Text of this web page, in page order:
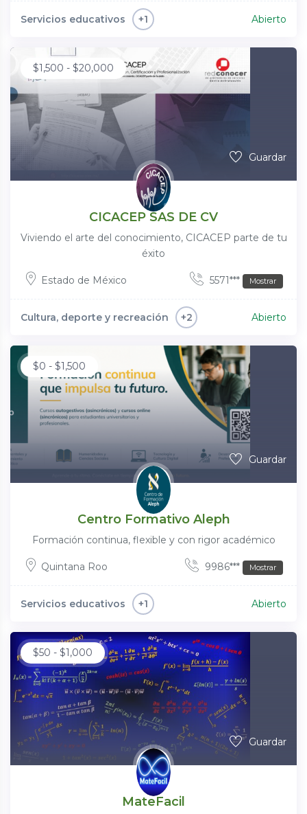
Servicios educativos +1 Abierto
$1,500 - $20,000
Guardar
CICACEP SAS DE CV
Viviendo el arte del conocimiento, CICACEP parte de tu
éxito
Estado de México 5571*** Mostrar
Cultura, deporte y recreación +2 Abierto
$0 - $1,500
Guardar
Centro Formativo Aleph
Formación continua, flexible y con rigor académico
Quintana Roo 9986*** Mostrar
Servicios educativos +1 Abierto
$50 - $1,000
Guardar
MateFacil